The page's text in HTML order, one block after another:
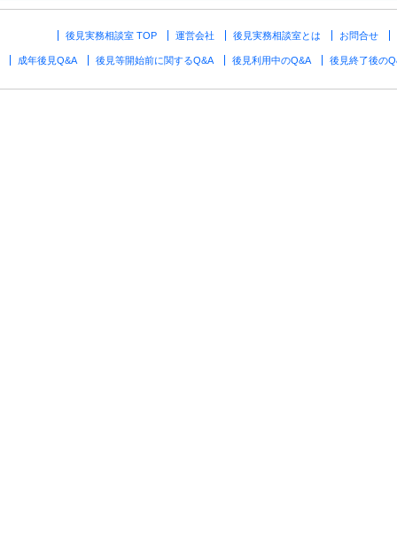
後見実務相談室 TOP 運営会社 後見実務相談室とは お問合せ
成年後見Q&A 後見等開始前に関するQ&A 後見利用中のQ&A 後見終了後の